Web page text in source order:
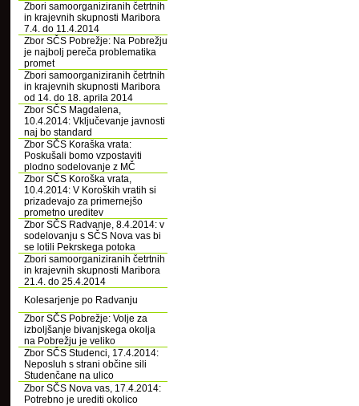
Zbori samoorganiziranih četrtnih
in krajevnih skupnosti Maribora
7.4. do 11.4.2014
Zbor SČS Pobrežje: Na Pobrežju
je najbolj pereča problematika
promet
Zbori samoorganiziranih četrtnih
in krajevnih skupnosti Maribora
od 14. do 18. aprila 2014
Zbor SČS Magdalena,
10.4.2014: Vključevanje javnosti
naj bo standard
Zbor SČS Koraška vrata:
Poskušali bomo vzpostaviti
plodno sodelovanje z MČ
Zbor SČS Koroška vrata,
10.4.2014: V Koroških vratih si
prizadevajo za primernejšo
prometno ureditev
Zbor SČS Radvanje, 8.4.2014: v
sodelovanju s SČS Nova vas bi
se lotili Pekrskega potoka
Zbori samoorganiziranih četrtnih
in krajevnih skupnosti Maribora
21.4. do 25.4.2014
Kolesarjenje po Radvanju
Zbor SČS Pobrežje: Volje za
izboljšanje bivanjskega okolja
na Pobrežju je veliko
Zbor SČS Studenci, 17.4.2014:
Neposluh s strani občine sili
Studenčane na ulico
Zbor SČS Nova vas, 17.4.2014:
Potrebno je urediti okolico